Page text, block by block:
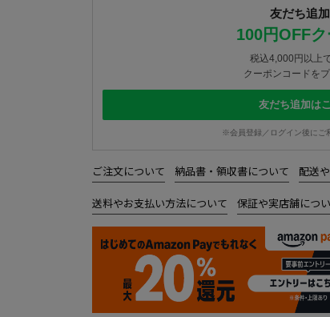
友だち追
100円OFF
税込4,000円以上
クーポンコードを
友だち追加は
※会員登録／ログイン後にご
ご注文について 納品書・領収書について 配送
送料やお支払い方法について 保証や実店舗につ